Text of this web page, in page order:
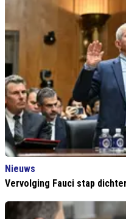
Nieuws
Vervolging Fauci stap